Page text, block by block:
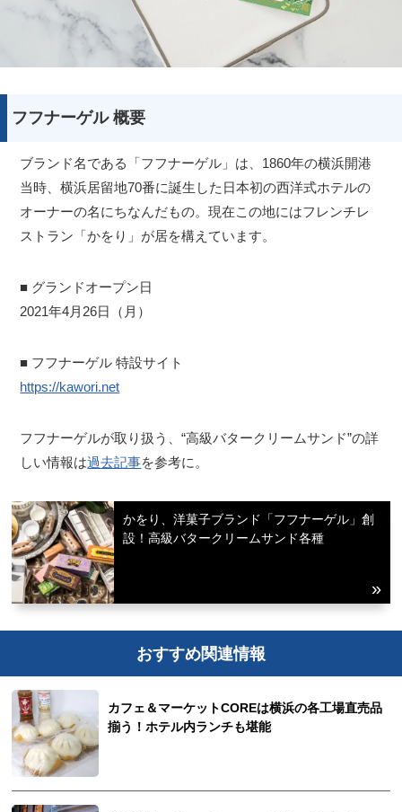
フフナーゲル 概要
ブランド名である「フフナーゲル」は、1860年の横浜開港
当時、横浜居留地70番に誕生した日本初の西洋式ホテルの
オーナーの名にちなんだもの。現在この地にはフレンチレ
ストラン「かをり」が居を構えています。
■ グランドオープン日
2021年4月26日（月）
■ フフナーゲル 特設サイト
https://kawori.net
フフナーゲルが取り扱う、“高級バタークリームサンド”の詳
しい情報は過去記事を参考に。
かをり、洋菓子ブランド「フフナーゲル」創
設！高級バタークリームサンド各種
おすすめ関連情報
カフェ＆マーケットCOREは横浜の各工場直売品
揃う！ホテル内ランチも堪能